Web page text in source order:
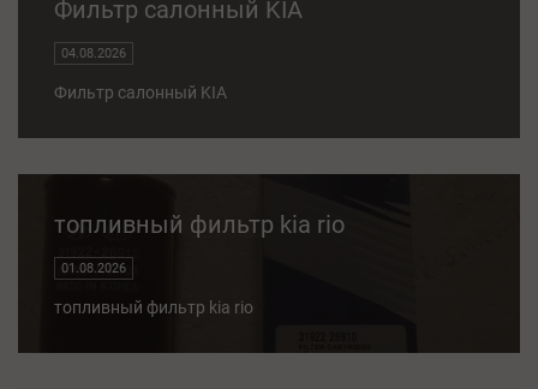
Фильтр салонный KIA
04.08.2026
Фильтр салонный KIA
топливный фильтр kia rio
01.08.2026
топливный фильтр kia rio